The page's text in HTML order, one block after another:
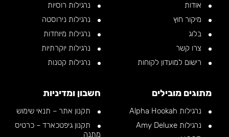
אודות
מיקור חוץ
בלוג
צרו קשר
רישום למועדון לקוחות
נרגילות רוסיות
נרגילות נירוסטה
נרגילות מיוחדות
נרגילות יוקרתיות
נרגילות קטנות
מתוגים מובילים
נרגילות Alpha Hookah
נרגילות Amy Deluxe
חשבון ומדיניות
תקנון אתר – תנאי שימוש
תקנון גיפטכארד – כרטיס
מתנה